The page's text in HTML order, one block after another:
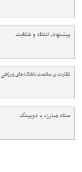
پیشنهاد، انتقاد و شکایت
نظارت بر سلامت باشگاه‌های ورزشی
ستاد مبارزه با دوپینگ